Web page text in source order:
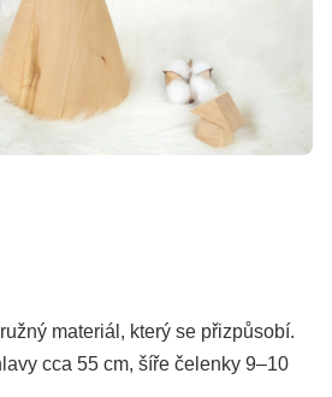
materiál, který se přizpůsobí.
cca 55 cm, šíře čelenky 9–10